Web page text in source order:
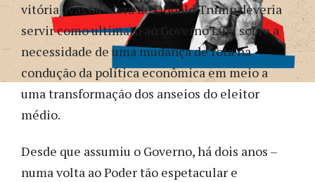
vitória avassaladora de Donald Trump deveria
servir como ultimato ao Governo Lula sobre a
necessidade de uma mudança de rota na
condução da política econômica em meio a
uma transformação dos anseios do eleitor
médio.
Desde que assumiu o Governo, há dois anos –
numa volta ao Poder tão espetacular e